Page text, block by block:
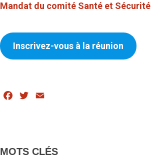
Mandat du comité Santé et Sécurité
Inscrivez-vous à la réunion
Facebook
Twitter
MOTS CLÉS